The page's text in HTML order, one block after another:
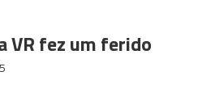
VR fez um ferido